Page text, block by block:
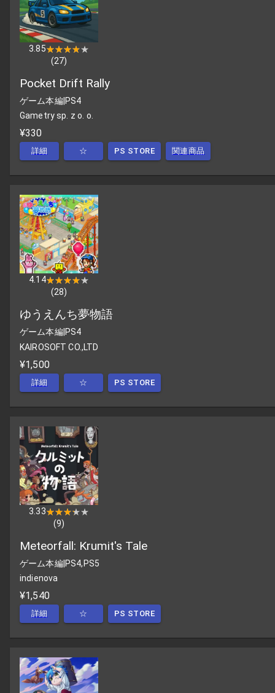
3.85★★★★★
★★★★★
(27)
Pocket Drift Rally
ゲーム本編|PS4
Gametry sp. z o. o.
¥330
詳細 ☆ PS STORE 関連商品
4.14★★★★★
★★★★★
(28)
ゆうえんち夢物語
ゲーム本編| PS4
KAIROSOFT CO.,LTD
¥1,500
詳細 ☆ PS STORE
3.33★★★★★
★★★★★
(9)
Meteorfall: Krumit's Tale
ゲーム本編|PS4,PS5
indienova
¥1,540
詳細 ☆ PS STORE